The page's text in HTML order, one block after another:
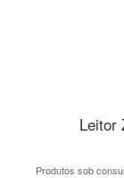
Leitor
Produtos sob